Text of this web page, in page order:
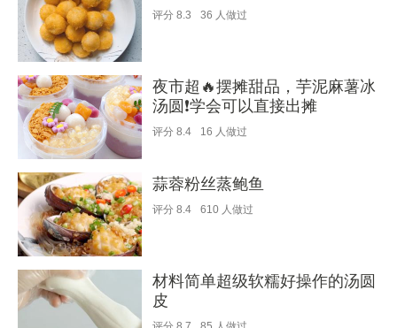
评分 8.3 36 人做过
夜市超🔥摆摊甜品，芋泥麻薯冰
汤圆❗️学会可以直接出摊
评分 8.4 16 人做过
蒜蓉粉丝蒸鲍鱼
评分 8.4 610 人做过
材料简单超级软糯好操作的汤圆
皮